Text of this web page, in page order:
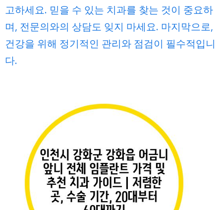
고하세요. 믿을 수 있는 치과를 찾는 것이 중요하
며, 전문의와의 상담도 잊지 마세요. 마지막으로,
건강을 위해 정기적인 관리와 점검이 필수적입니
다.